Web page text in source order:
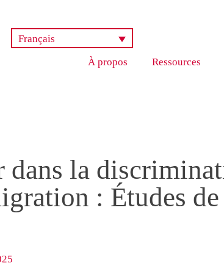
Français
À propos
Ressources
dans la
: Études de